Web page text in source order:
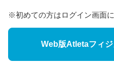
※初めての方はログイン画面に
Web版Atletaフィ